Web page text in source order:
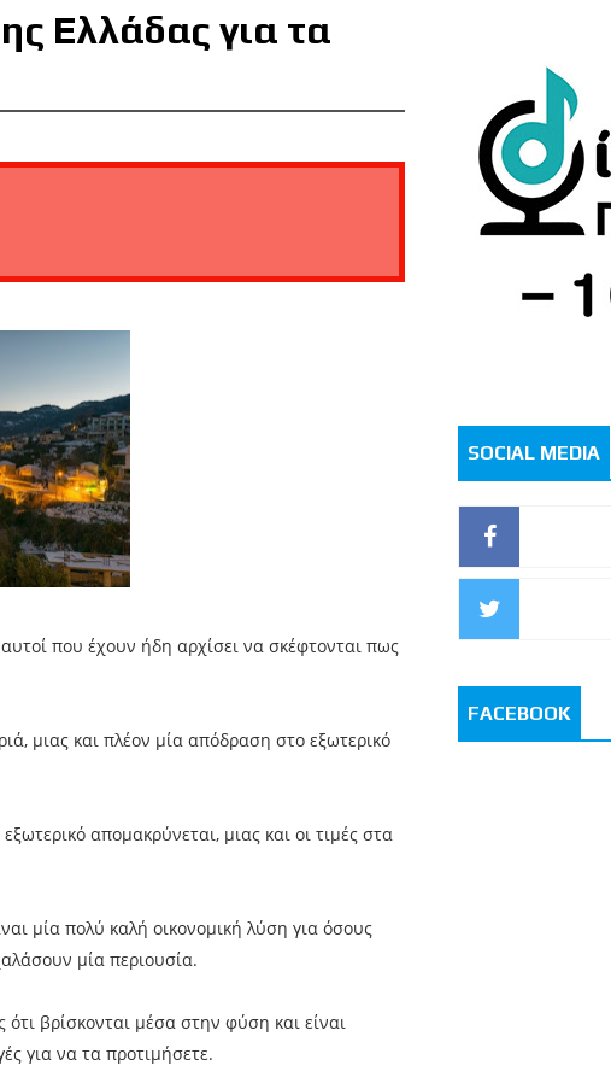
Ελλάδας για τα
που έχουν ήδη αρχίσει να σκέφτονται πως
μιας και πλέον μία απόδραση στο εξωτερικό
απομακρύνεται, μιας και οι τιμές στα
μία πολύ καλή οικονομική λύση για όσους
μία περιουσία.
βρίσκονται μέσα στην φύση και είναι
για να τα προτιμήσετε.
SOCIAL MEDIA
FACEBOOK